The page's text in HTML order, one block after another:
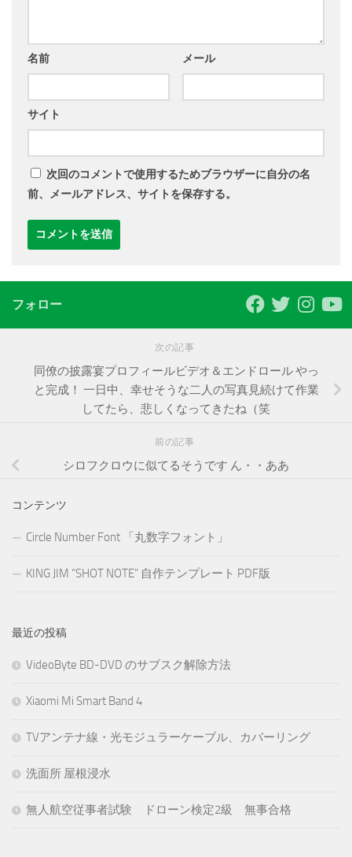
名前 メール
サイト
次回のコメントで使用するためブラウザーに自分の名
前、メールアドレス、サイトを保存する。
フォロー
次の記事
同僚の披露宴プロフィールビデオ＆エンドロール やっ
と完成！ 一日中、幸せそうな二人の写真見続けて作業
してたら、悲しくなってきたね（笑
前の記事
シロフクロウに似てるそうです ん・・ああ
コンテンツ
Circle Number Font 「丸数字フォント」
KING JIM “SHOT NOTE” 自作テンプレート PDF版
最近の投稿
VideoByte BD-DVD のサブスク解除方法
Xiaomi Mi Smart Band 4
TVアンテナ線・光モジュラーケーブル、カバーリング
洗面所 屋根浸水
無人航空従事者試験 ドローン検定2級 無事合格